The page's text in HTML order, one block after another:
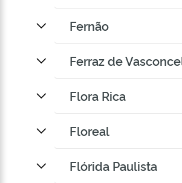
Fernão
Ferraz de
Flora Rica
Floreal
Flórida Paulista